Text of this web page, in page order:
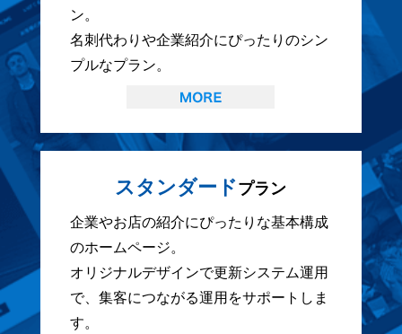
ン。
名刺代わりや企業紹介にぴったりのシン
プルなプラン。
スタンダードプラン
企業やお店の紹介にぴったりな基本構成
のホームページ。
オリジナルデザインで更新システム運用
で、集客につながる運用をサポートしま
す。